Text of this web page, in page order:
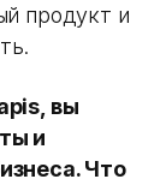
продукт и
вы
и
Что